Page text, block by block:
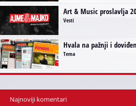
Art & Music proslavlja
Vesti
Hvala na pažnji i
Tema
Najnoviji komentari